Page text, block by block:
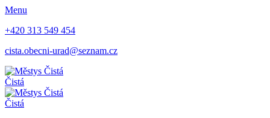
Menu
+420 313 549 454
cista.obecni-urad@seznam.cz
Čistá
Čistá